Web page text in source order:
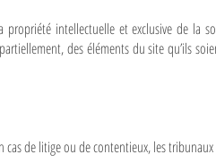
intellectuelle et exclusive de la
des éléments du site qu’ils
de litige ou de contentieux, les